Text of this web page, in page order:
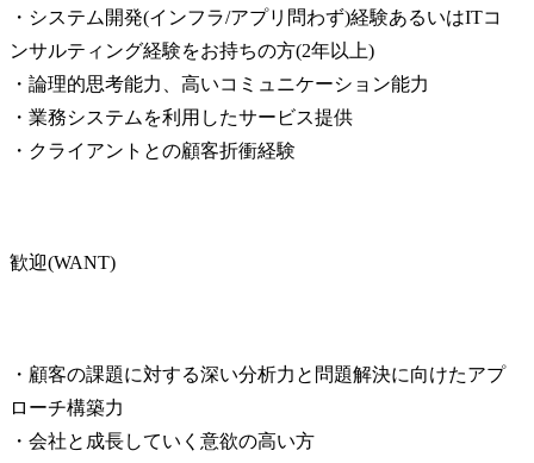
・システム開発(インフラ/アプリ問わず)経験あるいはITコ
ンサルティング経験をお持ちの方(2年以上)
・論理的思考能力、高いコミュニケーション能力
・業務システムを利用したサービス提供
・クライアントとの顧客折衝経験
歓迎(WANT)
・顧客の課題に対する深い分析力と問題解決に向けたアプ
ローチ構築力
・会社と成長していく意欲の高い方